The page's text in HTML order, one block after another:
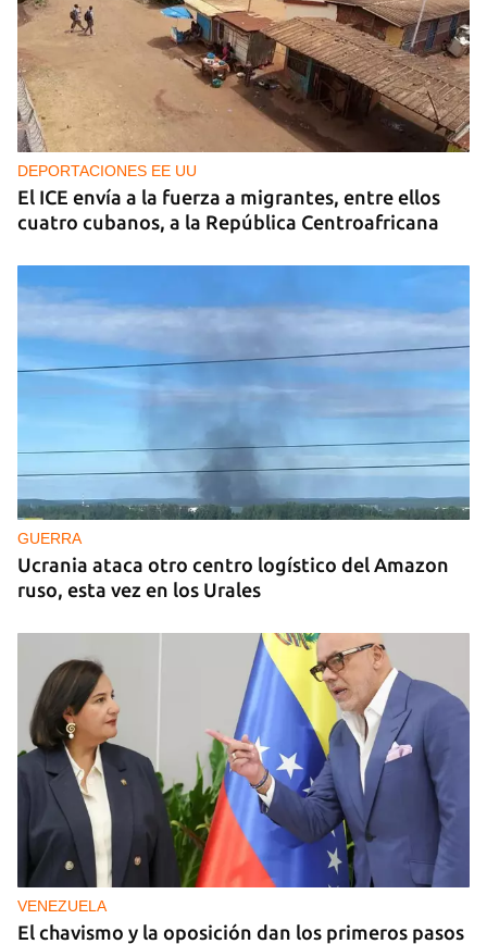
DEPORTACIONES EE UU
El ICE envía a la fuerza a migrantes, entre ellos
cuatro cubanos, a la República Centroafricana
GUERRA
Ucrania ataca otro centro logístico del Amazon
ruso, esta vez en los Urales
VENEZUELA
El chavismo y la oposición dan los primeros pasos